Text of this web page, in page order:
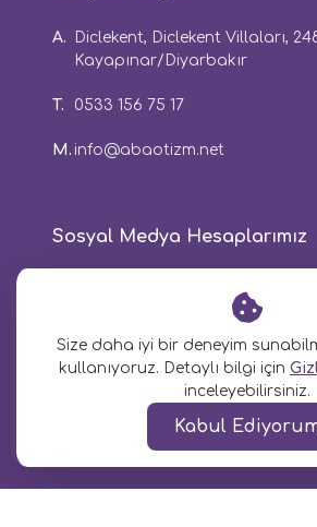
Size daha iyi bir deneyim
kullanıyoruz. Detaylı bilgi için
inceleyebilirsiniz.
Kabul
A.
Diclekent, Diclekent Villaları,
Kayapınar/Diyarbakır
T. 0533 156 75 17
M. info@abaotizm.net
Sosyal Medya Hesaplarımız
Tasarım Ve Kodlama: